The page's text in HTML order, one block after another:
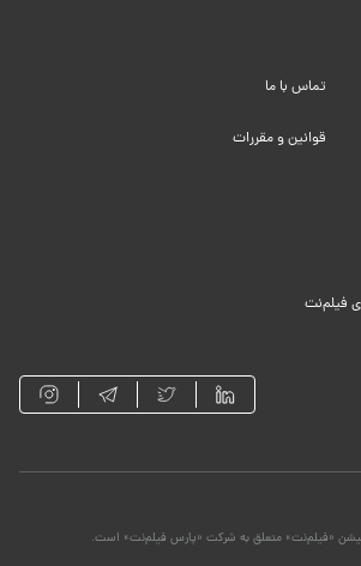
فیلم‌نت
تماس با ما
قوانین و مقررات
«فیلم‌نت» متعلق به شرکت «پارس فیلم‌نت» است.